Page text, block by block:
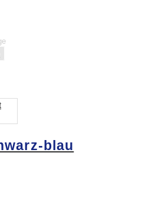
blau